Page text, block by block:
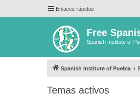
Enlaces rápidos
Free
Spanish Institute of
Spanish Institute of Puebla
Temas activos